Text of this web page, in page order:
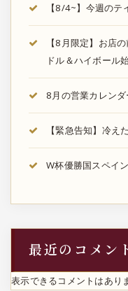
【8/4~】今週のテ
【8月限定】お店
ドル＆ハイボール
8月の営業カレンダ
【緊急告知】冷え
W杯優勝国スペイ
最近のコメン
表示できるコメントはあり